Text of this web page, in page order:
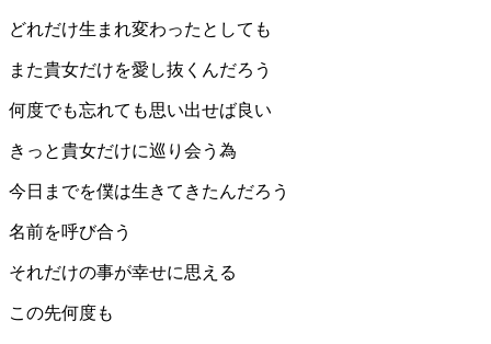
どれだけ生まれ変わったとしても
また貴女だけを愛し抜くんだろう
何度でも忘れても思い出せば良い
きっと貴女だけに巡り会う為
今日までを僕は生きてきたんだろう
名前を呼び合う
それだけの事が幸せに思える
この先何度も